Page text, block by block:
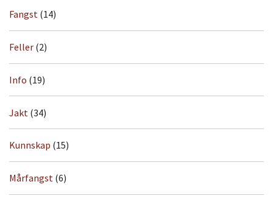
Fangst (14)
Feller (2)
Info (19)
Jakt (34)
Kunnskap (15)
Mårfangst (6)